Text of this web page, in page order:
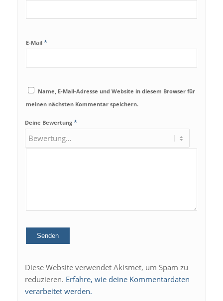
E-Mail *
Name, E-Mail-Adresse und Website in diesem Browser für
meinen nächsten Kommentar speichern.
Deine Bewertung *
Diese Website verwendet Akismet, um Spam zu
reduzieren. Erfahre, wie deine Kommentardaten
verarbeitet werden.